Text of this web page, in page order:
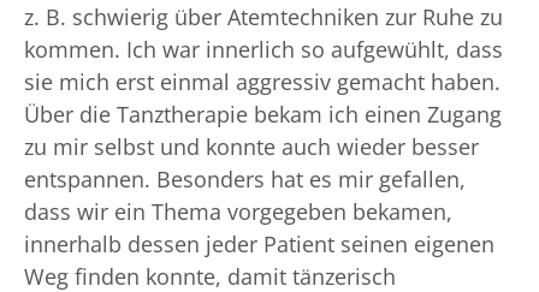
z. B. schwierig über Atemtechniken zur Ruhe zu
kommen. Ich war innerlich so aufgewühlt, dass
sie mich erst einmal aggressiv gemacht haben.
Über die Tanztherapie bekam ich einen Zugang
zu mir selbst und konnte auch wieder besser
entspannen. Besonders hat es mir gefallen,
dass wir ein Thema vorgegeben bekamen,
innerhalb dessen jeder Patient seinen eigenen
Weg finden konnte, damit tänzerisch